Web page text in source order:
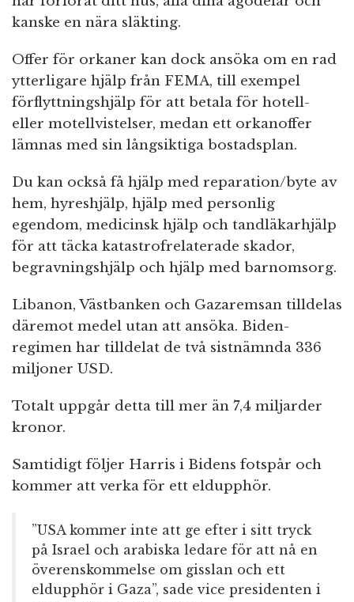
kanske en nära släkting.
Offer för orkaner kan dock ansöka om en rad
ytterligare hjälp från FEMA, till exempel
förflyttningshjälp för att betala för hotell-
eller motellvistelser, medan ett orkanoffer
lämnas med sin långsiktiga bostadsplan.
Du kan också få hjälp med reparation/byte av
hem, hyreshjälp, hjälp med personlig
egendom, medicinsk hjälp och tandläkarhjälp
för att täcka katastrofrelaterade skador,
begravningshjälp och hjälp med barnomsorg.
Libanon, Västbanken och Gazaremsan tilldelas
däremot medel utan att ansöka. Biden-
regimen har tilldelat de två sistnämnda 336
miljoner USD.
Totalt uppgår detta till mer än 7,4 miljarder
kronor.
Samtidigt följer Harris i Bidens fotspår och
kommer att verka för ett eldupphör.
”USA kommer inte att ge efter i sitt tryck
på Israel och arabiska ledare för att nå en
överenskommelse om gisslan och ett
eldupphör i Gaza”, sade vice presidenten i